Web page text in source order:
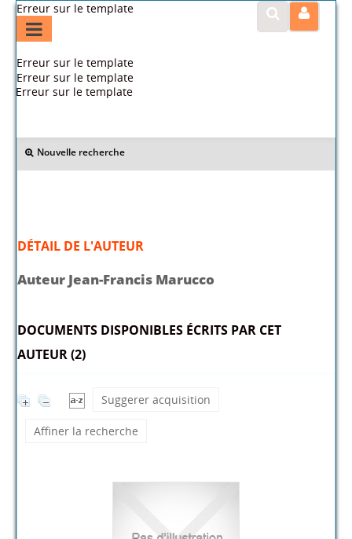
Erreur sur le template
Erreur sur le template
Erreur sur le template
Erreur sur le template
Nouvelle recherche
DÉTAIL DE L'AUTEUR
Auteur Jean-Francis Marucco
DOCUMENTS DISPONIBLES ÉCRITS PAR CET
AUTEUR (2)
Suggerer acquisition
Affiner la recherche